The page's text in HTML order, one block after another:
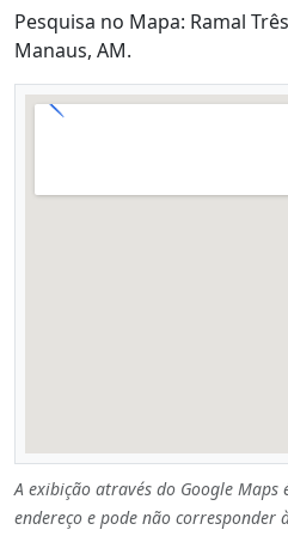
Pesquisa no Mapa: Ramal
Manaus, AM.
A exibição através do Google Maps
endereço e pode não corresponder